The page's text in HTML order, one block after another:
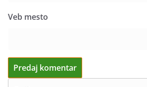
Veb mesto